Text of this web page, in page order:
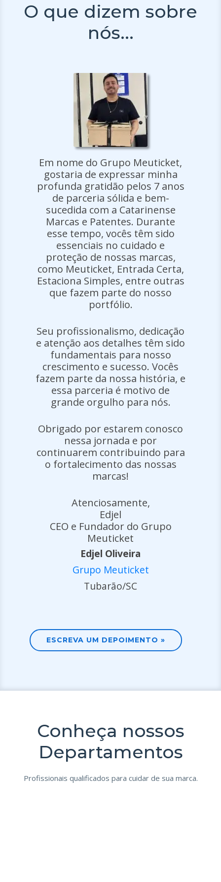
O que dizem sobre
nós...
Em nome do Grupo Meuticket,
gostaria de expressar minha
profunda gratidão pelos 7 anos
de parceria sólida e bem-
sucedida com a Catarinense
Marcas e Patentes. Durante
esse tempo, vocês têm sido
essenciais no cuidado e
proteção de nossas marcas,
como Meuticket, Entrada Certa,
Estaciona Simples, entre outras
que fazem parte do nosso
portfólio.
Seu profissionalismo, dedicação
e atenção aos detalhes têm sido
fundamentais para nosso
crescimento e sucesso. Vocês
fazem parte da nossa história, e
essa parceria é motivo de
grande orgulho para nós.
Obrigado por estarem conosco
nessa jornada e por
continuarem contribuindo para
o fortalecimento das nossas
marcas!
Atenciosamente,
Edjel
CEO e Fundador do Grupo
Meuticket
Edjel Oliveira
Grupo Meuticket
Tubarão/SC
ESCREVA UM DEPOIMENTO »
Conheça nossos
Departamentos
Profissionais qualificados para cuidar de sua marca.